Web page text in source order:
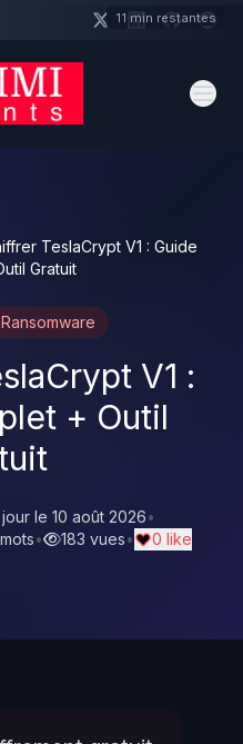
TeslaCrypt V1 : Guide
Gratuit
V1 :
+ Outil
le 10 août 2026•
• 183 vues• 0 like
11 min restantes